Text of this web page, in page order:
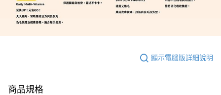
顯示電腦版詳細說明
商品規格